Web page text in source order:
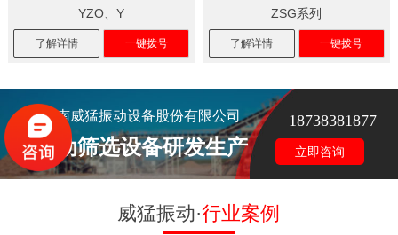
YZO、Y
了解详情 一键拨号
ZSG系列
了解详情 一键拨号
河南威猛振动设备股份有限公司
振动筛选设备研发生产
18738381877
立即咨询
威猛振动·行业案例